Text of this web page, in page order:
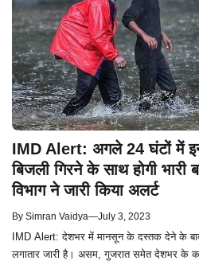
IMD Alert: अगले 24 घंटों में
बिजली गिरने के साथ होगी भारी
विभाग ने जारी किया अलर्ट
By Simran Vaidya—July 3, 2023
IMD Alert: देशभर में मानसून के दस्तक देने के
लगातार जारी है। असम, गुजरात समेत देशभर के कई